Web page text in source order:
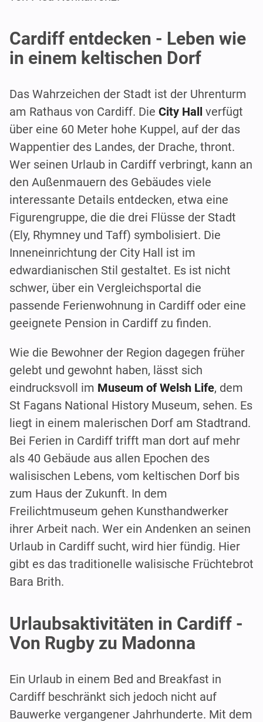
Cardiff entdecken - Leben wie
in einem keltischen Dorf
Das Wahrzeichen der Stadt ist der Uhrenturm
am Rathaus von Cardiff. Die City Hall verfügt
über eine 60 Meter hohe Kuppel, auf der das
Wappentier des Landes, der Drache, thront.
Wer seinen Urlaub in Cardiff verbringt, kann an
den Außenmauern des Gebäudes viele
interessante Details entdecken, etwa eine
Figurengruppe, die die drei Flüsse der Stadt
(Ely, Rhymney und Taff) symbolisiert. Die
Inneneinrichtung der City Hall ist im
edwardianischen Stil gestaltet. Es ist nicht
schwer, über ein Vergleichsportal die
passende Ferienwohnung in Cardiff oder eine
geeignete Pension in Cardiff zu finden.
Wie die Bewohner der Region dagegen früher
gelebt und gewohnt haben, lässt sich
eindrucksvoll im Museum of Welsh Life, dem
St Fagans National History Museum, sehen. Es
liegt in einem malerischen Dorf am Stadtrand.
Bei Ferien in Cardiff trifft man dort auf mehr
als 40 Gebäude aus allen Epochen des
walisischen Lebens, vom keltischen Dorf bis
zum Haus der Zukunft. In dem
Freilichtmuseum gehen Kunsthandwerker
ihrer Arbeit nach. Wer ein Andenken an seinen
Urlaub in Cardiff sucht, wird hier fündig. Hier
gibt es das traditionelle walisische Früchtebrot
Bara Brith.
Urlaubsaktivitäten in Cardiff -
Von Rugby zu Madonna
Ein Urlaub in einem Bed and Breakfast in
Cardiff beschränkt sich jedoch nicht auf
Bauwerke vergangener Jahrhunderte. Mit dem